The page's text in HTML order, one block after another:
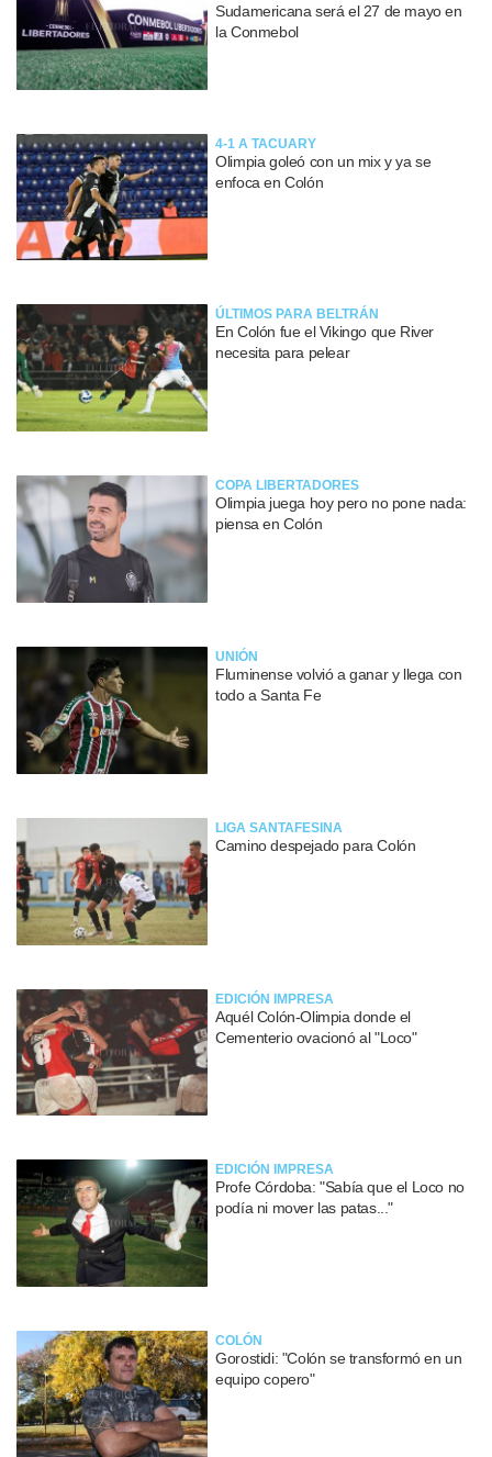
Sudamericana será el 27 de mayo en
la Conmebol
4-1 A TACUARY
Olimpia goleó con un mix y ya se
enfoca en Colón
ÚLTIMOS PARA BELTRÁN
En Colón fue el Vikingo que River
necesita para pelear
COPA LIBERTADORES
Olimpia juega hoy pero no pone nada:
piensa en Colón
UNIÓN
Fluminense volvió a ganar y llega con
todo a Santa Fe
LIGA SANTAFESINA
Camino despejado para Colón
EDICIÓN IMPRESA
Aquél Colón-Olimpia donde el
Cementerio ovacionó al "Loco"
EDICIÓN IMPRESA
Profe Córdoba: "Sabía que el Loco no
podía ni mover las patas..."
COLÓN
Gorostidi: "Colón se transformó en un
equipo copero"